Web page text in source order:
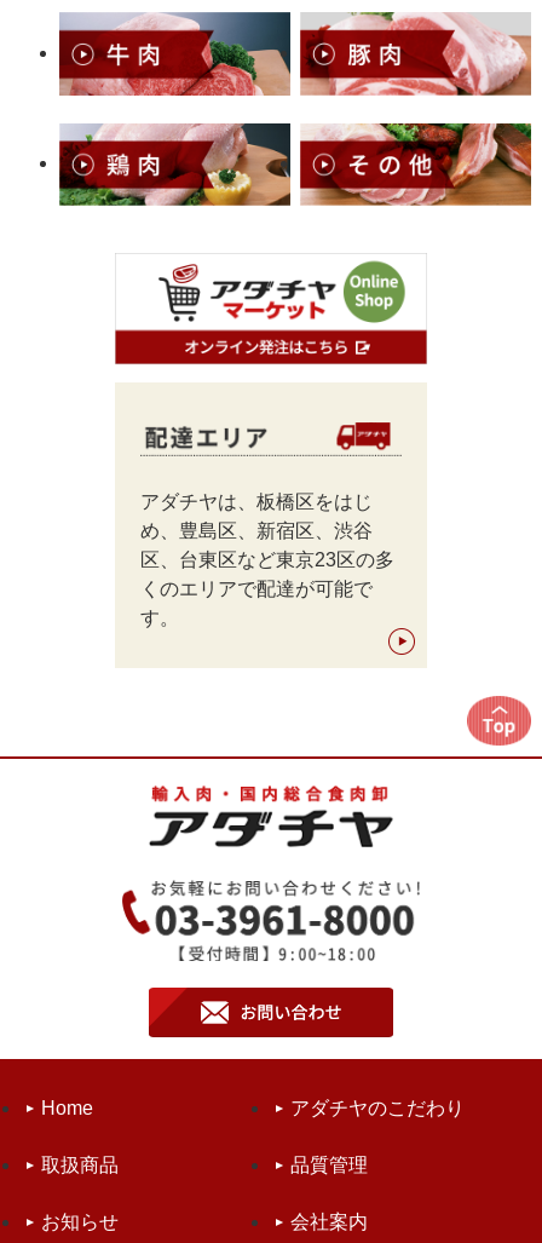
アダチヤは、板橋区をはじ
め、豊島区、新宿区、渋谷
区、台東区など東京23区の多
くのエリアで配達が可能で
す。
Home アダチヤのこだわり
取扱商品 品質管理
お知らせ 会社案内